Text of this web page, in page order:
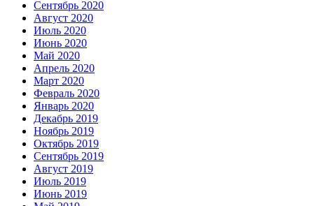
Сентябрь 2020
Август 2020
Июль 2020
Июнь 2020
Май 2020
Апрель 2020
Март 2020
Февраль 2020
Январь 2020
Декабрь 2019
Ноябрь 2019
Октябрь 2019
Сентябрь 2019
Август 2019
Июль 2019
Июнь 2019